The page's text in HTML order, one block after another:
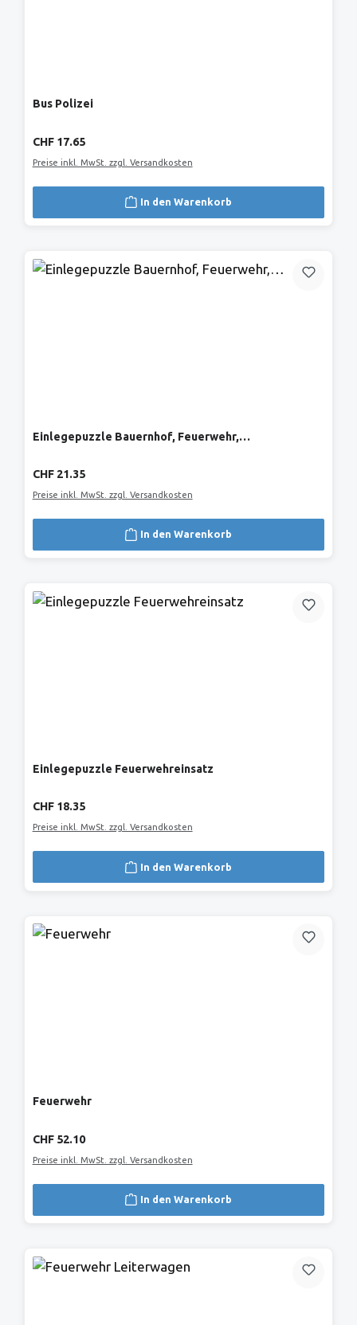
Bus Polizei
Regulärer Preis:
CHF 17.65
Preise inkl. MwSt. zzgl. Versandkosten
In den Warenkorb
Einlegepuzzle Bauernhof, Feuerwehr,…
Regulärer Preis:
CHF 21.35
Preise inkl. MwSt. zzgl. Versandkosten
In den Warenkorb
Einlegepuzzle Feuerwehreinsatz
Regulärer Preis:
CHF 18.35
Preise inkl. MwSt. zzgl. Versandkosten
In den Warenkorb
Feuerwehr
Regulärer Preis:
CHF 52.10
Preise inkl. MwSt. zzgl. Versandkosten
In den Warenkorb